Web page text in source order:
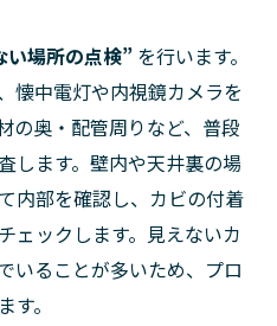
い場所の点検” を行います。
懐中電灯や内視鏡カメラを
の奥・配管周りなど、普段
します。壁内や天井裏の場
内部を確認し、カビの付着
ェックします。見えないカ
いることが多いため、プロ
。